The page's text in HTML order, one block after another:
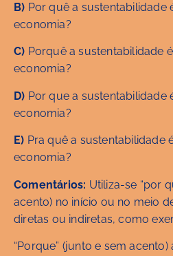
B) Por quê a sustentabilidade
economia?
C) Porquê a sustentabilidade
economia?
D) Por que a sustentabilidade
economia?
E) Pra quê a sustentabilidade
economia?
Comentários: Utiliza-se “por
acento) no início ou no meio
diretas ou indiretas, como
“Porque” (junto e sem